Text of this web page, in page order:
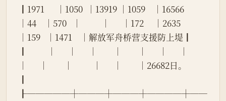
┃1971      │1050  │13919 │1059    │16566
│44    │570   │          │      │172     │2635
│159   │1471    │解放军舟桥营支援防上堤┃
┃          │      │      │        │        │      │      │
│      │        │          │      │        │26682日。
┃
┠─────┼───┼───┼────┼──